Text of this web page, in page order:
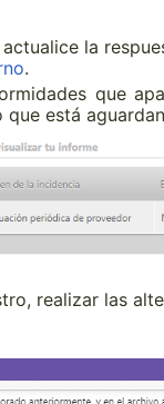
la
.
que
está
realizar las